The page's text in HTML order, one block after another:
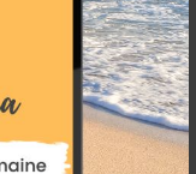
Cécile et
mois par an à
nos